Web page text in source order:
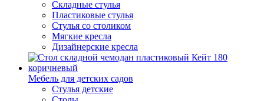
Складные стулья
Пластиковые стулья
Стулья со столиком
Мягкие кресла
Дизайнерские кресла
Мебель для детских садов
Стулья детские